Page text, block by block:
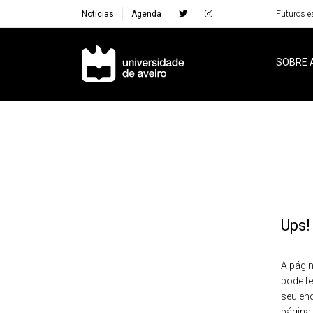
Notícias Agenda Futuros
Navegação Principal
SOBRE
A
pode
seu